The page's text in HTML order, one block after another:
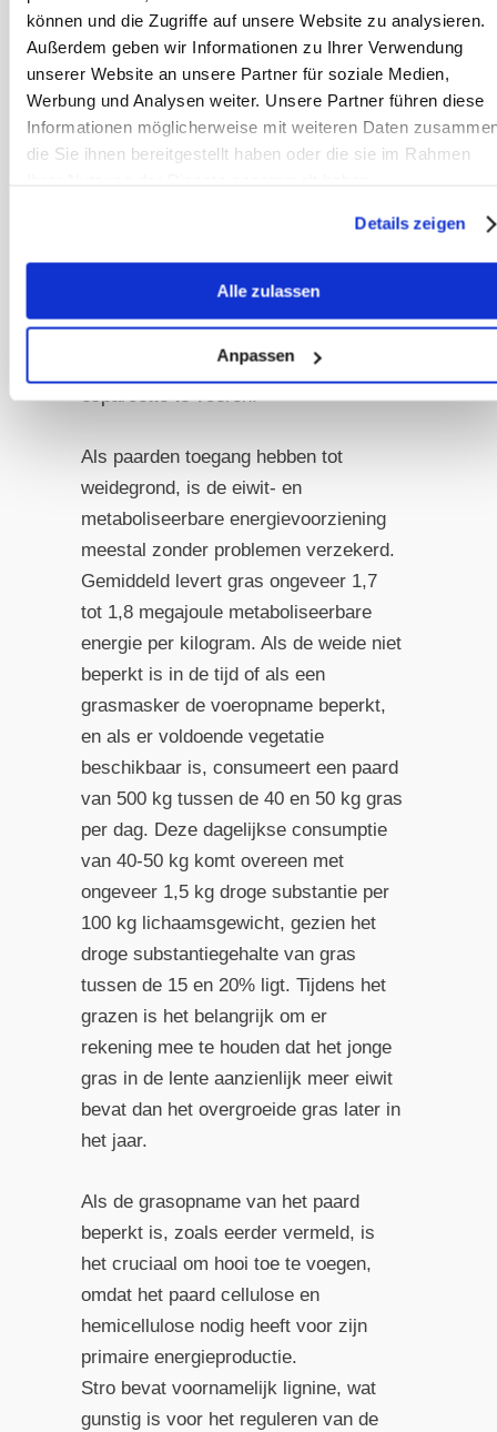
können und die Zugriffe auf unsere Website zu analysieren.
Außerdem geben wir Informationen zu Ihrer Verwendung
unserer Website an unsere Partner für soziale Medien,
Werbung und Analysen weiter. Unsere Partner führen diese
Informationen möglicherweise mit weiteren Daten
die Sie ihnen bereitgestellt haben oder die sie im Rahmen
Details zeigen
Alle zulassen
Anpassen
ruwvoerrantsoen, grijpen ze naar
eiwitten als secundaire energiebron.
Als je wat meer energie wilt bieden, is
het aan te raden om luzerne of
esparcette in het rantsoen op te
het gehalte aan lysine, methionine en
threonine. Daarom is het een
verstandige keuze om luzerne of
Als paarden toegang hebben tot
weidegrond, is de eiwit- en
metaboliseerbare energievoorziening
meestal zonder problemen verzekerd.
Gemiddeld levert gras ongeveer 1,7
tot 1,8 megajoule metaboliseerbare
energie per kilogram. Als de weide niet
beperkt is in de tijd of als een
grasmasker de voeropname beperkt,
en als er voldoende vegetatie
beschikbaar is, consumeert een paard
van 500 kg tussen de 40 en 50 kg gras
per dag. Deze dagelijkse consumptie
van 40-50 kg komt overeen met
ongeveer 1,5 kg droge substantie per
100 kg lichaamsgewicht, gezien het
droge substantiegehalte van gras
tussen de 15 en 20% ligt. Tijdens het
grazen is het belangrijk om er
rekening mee te houden dat het jonge
gras in de lente aanzienlijk meer eiwit
bevat dan het overgroeide gras later in
het jaar.
Als de grasopname van het paard
beperkt is, zoals eerder vermeld, is
het cruciaal om hooi toe te voegen,
omdat het paard cellulose en
hemicellulose nodig heeft voor zijn
primaire energieproductie.
Stro bevat voornamelijk lignine, wat
gunstig is voor het reguleren van de